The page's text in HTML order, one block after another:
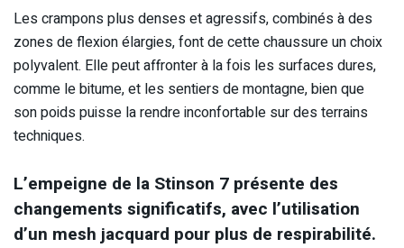
Les crampons plus denses et agressifs, combinés à des
zones de flexion élargies, font de cette chaussure un choix
polyvalent. Elle peut affronter à la fois les surfaces dures,
comme le bitume, et les sentiers de montagne, bien que
son poids puisse la rendre inconfortable sur des terrains
techniques.
L’empeigne de la Stinson 7 présente des
changements significatifs, avec l’utilisation
d’un mesh jacquard pour plus de respirabilité.